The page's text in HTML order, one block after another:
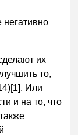
негативно
их
то,
Или
и на то, что